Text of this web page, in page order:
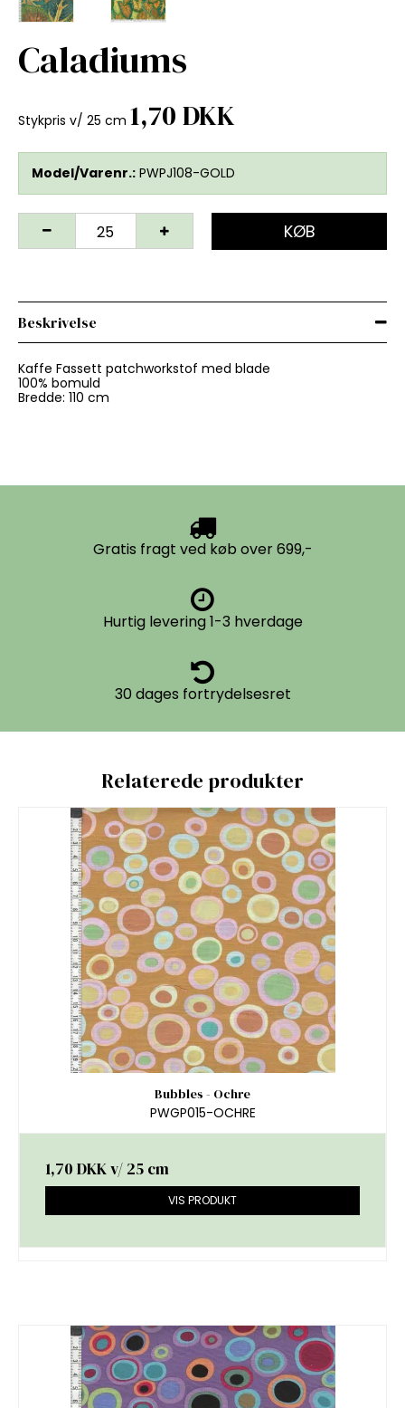
Caladiums
Stykpris v/ 25 cm 1,70 DKK
Model/Varenr.: PWPJ108-GOLD
KØB
Beskrivelse
Kaffe Fassett patchworkstof med blade
100% bomuld
Bredde: 110 cm
Gratis fragt ved køb over 699,-
Hurtig levering 1-3 hverdage
30 dages fortrydelsesret
Relaterede produkter
Bubbles - Ochre
PWGP015-OCHRE
1,70 DKKv/ 25 cm
VIS PRODUKT